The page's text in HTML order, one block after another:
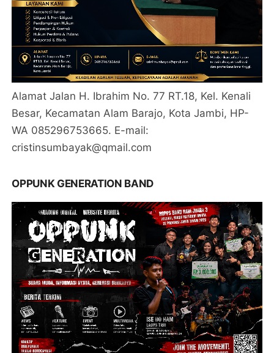
Alamat Jalan H. Ibrahim No. 77 RT.18, Kel. Kenali
Besar, Kecamatan Alam Barajo, Kota Jambi, HP-
WA 085296753665. E-mail:
cristinsumbayak@qmail.com
OPPUNK GENERATION BAND